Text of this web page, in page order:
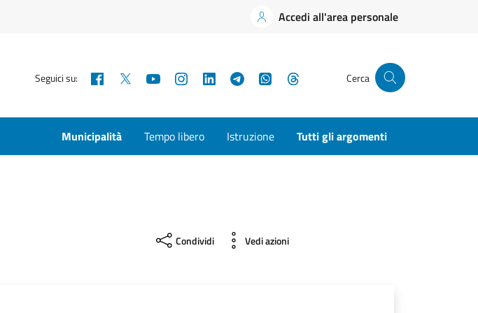
Accedi all'area personale
Seguici su: Facebook YouTubeInstagramLinkedInTelegramWhatsApp Cerca
Municipalità Tempo libero Istruzione Tutti gli argomenti
Condividi Vedi azioni